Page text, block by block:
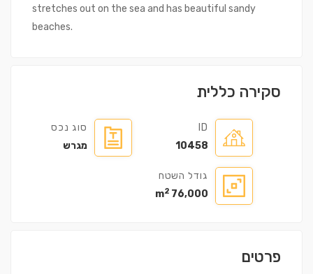
stretches out on the sea and has beautiful sandy
beaches.
סקירה כללית
ID
10458
סוג נכס
מגרש
גודל השטח
76,000 m
2
פרטים